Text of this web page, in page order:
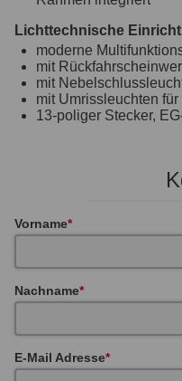
Lichttechnische
moderne
mit
mit
mit Umrissleuchten
13-poliger Stecker,
Vorname
Nachname
E-Mail Adresse